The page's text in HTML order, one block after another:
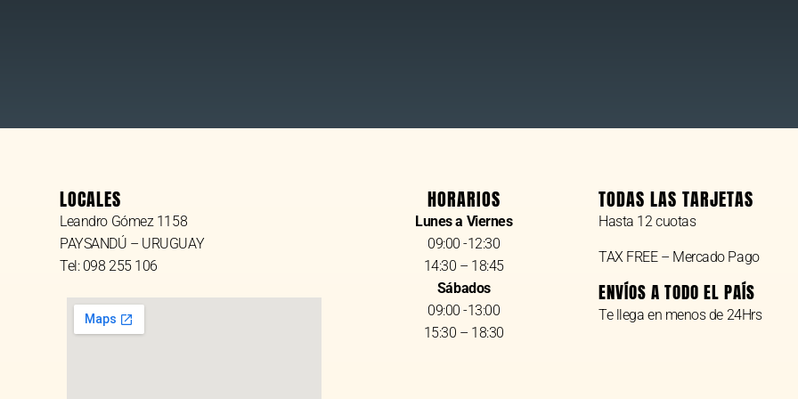
LOCALES
Leandro Gómez 1158
PAYSANDÚ – URUGUAY
Tel: 098 255 106
HORARIOS
Lunes a Viernes
09:00 -12:30
14:30 – 18:45
Sábados
09:00 -13:00
15:30 – 18:30
TODAS LAS TARJETAS
Hasta 12 cuotas
TAX FREE – Mercado Pago
ENVÍOS A TODO EL PAÍS
Te llega en menos de 24Hrs